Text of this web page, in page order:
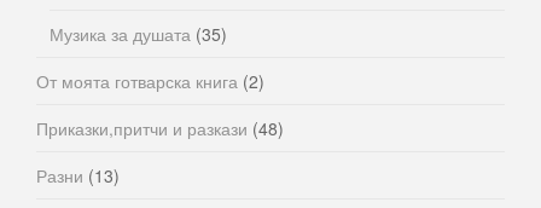
Музика за душата (35)
От моята готварска книга (2)
Приказки,притчи и разкази (48)
Разни (13)